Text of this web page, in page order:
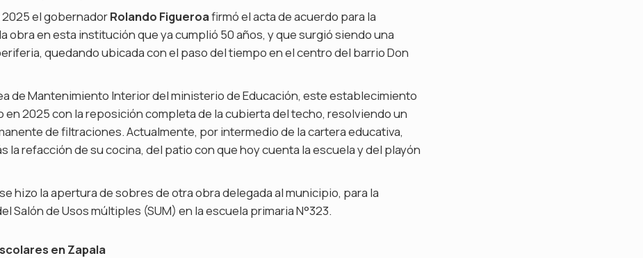
2025 el gobernadorRolando Figueroafirmó el acta de acuerdo para la
obra en esta institución que ya cumplió 50 años, y que surgió siendo una
quedando ubicada con el paso del tiempo en el centro del barrio Don
de Mantenimiento Interior del ministerio de Educación, este establecimiento
2025 con la reposición completa de la cubierta del techo, resolviendo un
de filtraciones. Actualmente, por intermedio de la cartera educativa,
la refacción de su cocina, del patio con que hoy cuenta la escuela y del playón
hizo la apertura de sobres de otra obra delegada al municipio, para la
Salón de Usos múltiples (SUM) en la escuela primaria N°323.
en Zapala